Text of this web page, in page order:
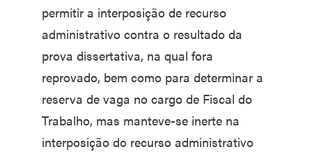
permitir a interposição de recurso
administrativo contra o resultado da
prova dissertativa, na qual fora
reprovado, bem como para determinar a
reserva de vaga no cargo de Fiscal do
Trabalho, mas manteve-se inerte na
interposição do recurso administrativo